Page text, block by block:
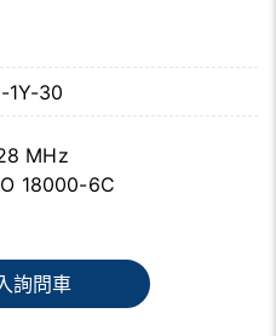
1Y-30
MHz
18000-6C
詢問車